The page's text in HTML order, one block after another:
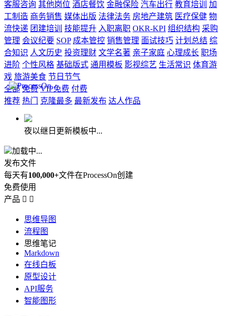
客服咨询 其他岗位 酒店餐饮 金融保险 汽车出行 教育培训
加
工制造 商务销售 媒体出版 法律法务 房地产建筑 医疗保健 物
流快递 团建培训 技能提升 入职离职 OKR-KPI 组织结构 采购
管理 会议纪要 SOP 成本管控 销售管理 面试技巧 计划总结 综
合知识 人文历史 投资理财 文学名著 亲子家庭 心理成长 职场
进阶 个性风格 基础版式 通用模板 影视综艺 生活常识 体育游
戏 旅游美食 节日节气
全部 免费 VIP免费 付费
推荐 热门 克隆最多 最新发布 达人作品
夜以继日更新模板中...
加载中...
发布文件
每天有100,000+文件在ProcessOn创建
免费使用
产品  
思维导图
流程图
思维笔记
Markdown
在线白板
原型设计
API服务
智能图形